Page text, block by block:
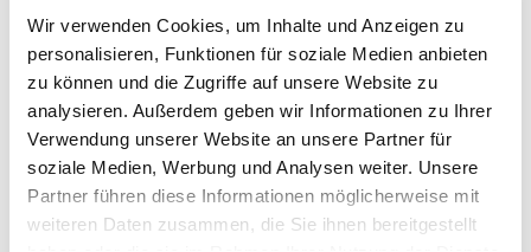
Wir verwenden Cookies, um Inhalte und Anzeigen zu
personalisieren, Funktionen für soziale Medien anbieten
zu können und die Zugriffe auf unsere Website zu
analysieren. Außerdem geben wir Informationen zu Ihrer
Verwendung unserer Website an unsere Partner für
soziale Medien, Werbung und Analysen weiter. Unsere
Partner führen diese Informationen möglicherweise mit
weiteren Daten zusammen, die Sie ihnen bereitgestellt